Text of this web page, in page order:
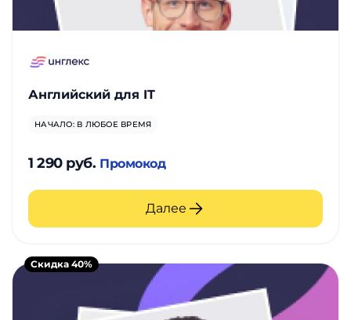
Английский для IT
НАЧАЛО: В ЛЮБОЕ ВРЕМЯ
1 290 руб. Промокод
Далее
Скидка 40%